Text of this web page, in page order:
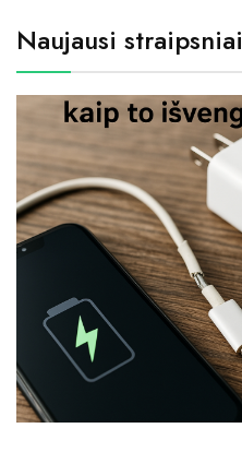
Naujausi straipsniai